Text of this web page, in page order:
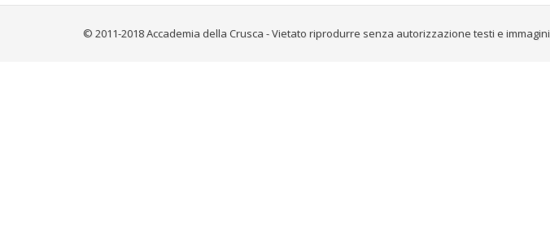
© 2011-2018 Accademia della Crusca - Vietato riprodurre senza autorizzazione testi e immagini